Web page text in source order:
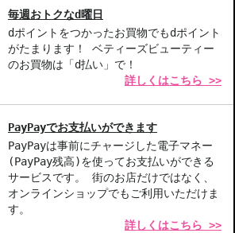
毎週おトクなd曜日
dポイントをつかったお買物でもdポイント
がたまります！ ベティーズビューティー
のお買物は「d払い」で！
詳しくはこちら >>
PayPayでお支払いができます
PayPayは事前にチャージした電子マネー
(PayPay残高)を使ってお支払いができる
サービスです。 街のお店だけではなく、
オンラインショップでもご利用いただけま
す。
詳しくはこちら >>